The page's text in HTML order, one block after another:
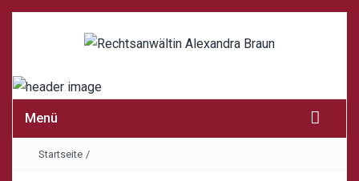
Menü
Startseite /